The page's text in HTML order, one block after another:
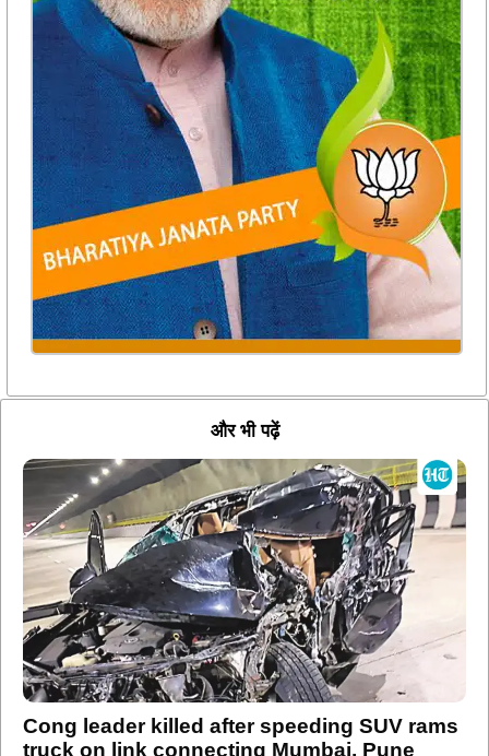
और भी पढ़ें
Cong leader killed after speeding SUV rams
truck on link connecting Mumbai, Pune